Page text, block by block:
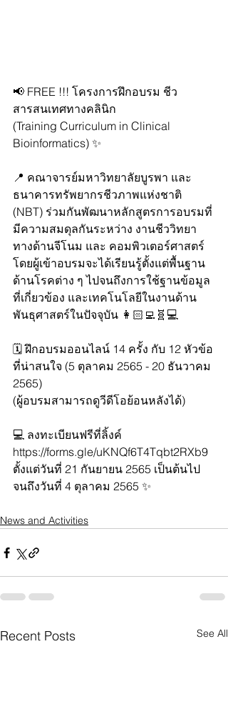
📢 FREE !!! โครงการฝึกอบรม ชีว
สารสนเทศทางคลินิก
(Training Curriculum in Clinical
Bioinformatics) ✨
📍 คณาจารย์มหาวิทยาลัยบูรพา และ
ธนาคารทรัพยากรชีวภาพแห่งชาติ
(NBT) ร่วมกันพัฒนาหลักสูตรการอบรมที่
มีความสมดุลกันระหว่าง งานชีววิทยา
ทางด้านจีโนม และ คอมพิวเตอร์ศาสตร์
โดยผู้เข้าอบรมจะได้เรียนรู้ตั้งแต่พื้นฐาน
ด้านโรคต่าง ๆ ไปจนถึงการใช้ฐานข้อมูล
ที่เกี่ยวข้อง และเทคโนโลยีในงานด้าน
พันธุศาสตร์ในปัจจุบัน 👩🏻‍💻🧬💻
🗓 ฝึกอบรมออนไลน์ 14 ครั้ง กับ 12 หัวข้อ
ที่น่าสนใจ (5 ตุลาคม 2565 - 20 ธันวาคม
2565)
(ผู้อบรมสามารถดูวีดีโอย้อนหลังได้)
💻 ลงทะเบียนฟรีที่ลิ้งค์
https://forms.gle/uKNQf6T4Tqbt2RXb9
ตั้งแต่วันที่ 21 กันยายน 2565 เป็นต้นไป
จนถึงวันที่ 4 ตุลาคม 2565 ✨
News and Activities
Recent Posts See All